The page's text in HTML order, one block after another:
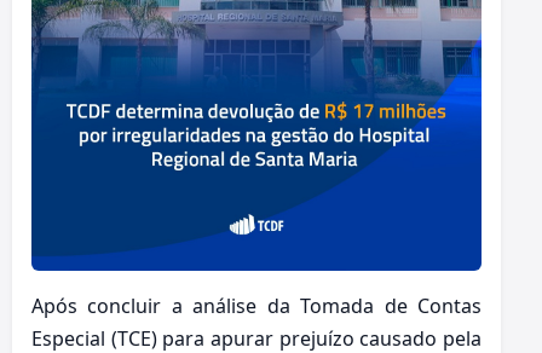
Após concluir a análise da Tomada de Contas
Especial (TCE) para apurar prejuízo causado pela